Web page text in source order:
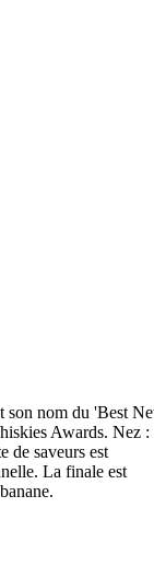
son nom du 'Best
Awards. Nez :
de saveurs est
La finale est